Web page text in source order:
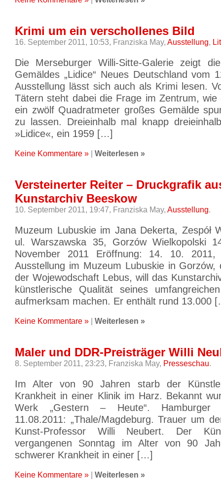
Krimi um ein verschollenes Bild
16. September 2011, 10:53, Franziska May, Ausstellung,
Die Merseburger Willi-Sitte-Galerie zeigt
Gemäldes „Lidice“ Neues Deutschland vom
Ausstellung lässt sich auch als Krimi lesen.
Tätern steht dabei die Frage im Zentrum, wie
ein zwölf Quadratmeter großes Gemälde
zu lassen. Dreieinhalb mal knapp
»Lidice«, ein 1959 […]
Keine Kommentare » Weiterlesen »
Versteinerter Reiter – Druckgrafik
Kunstarchiv Beeskow
10. September 2011, 19:47, Franziska May, Ausstellung.
Muzeum Lubuskie im Jana Dekerta, Zespół
ul. Warszawska 35, Gorzów Wielkopolski
November 2011 Eröffnung: 14. 10.
Ausstellung im Muzeum Lubuskie in
der Wojewodschaft Lebus, will das
künstlerische Qualität seines
aufmerksam machen. Er enthält rund 13.000
Keine Kommentare » Weiterlesen »
Maler und DDR-Preisträger Willi
8. September 2011, 23:23, Franziska May, Presseschau.
Im Alter von 90 Jahren starb der
Krankheit in einer Klinik im Harz. Bekannt
Werk „Gestern – Heute“. Hamburger
11.08.2011: „Thale/Magdeburg. Trauer um
Kunst-Professor Willi Neubert. Der
vergangenen Sonntag im Alter von 90
schwerer Krankheit in einer […]
Keine Kommentare » Weiterlesen »